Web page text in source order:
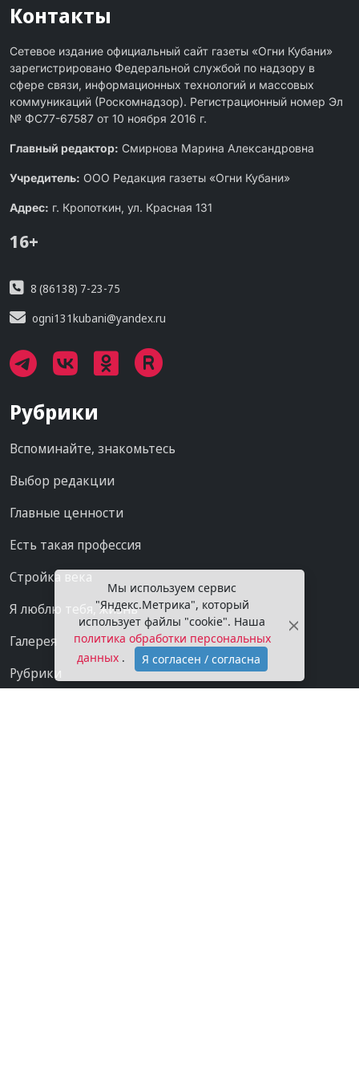
Контакты
Сетевое издание официальный сайт газеты «Огни Кубани»
зарегистрировано Федеральной службой по надзору в
сфере связи, информационных технологий и массовых
коммуникаций (Роскомнадзор). Регистрационный номер Эл
№ ФС77-67587 от 10 ноября 2016 г.
Главный редактор: Смирнова Марина Александровна
Учредитель: ООО Редакция газеты «Огни Кубани»
Адрес: г. Кропоткин, ул. Красная 131
16+
8 (86138) 7-23-75
ogni131kubani@yandex.ru
Рубрики
Вспоминайте, знакомьтесь
Выбор редакции
Главные ценности
Есть такая профессия
Стройка века
Я люблю тебя, жизнь
Галерея
Рубрики
Мы используем сервис
"Яндекс.Метрика", который
использует файлы "cookie". Наша
политика обработки персональных
данных . Я согласен / согласна